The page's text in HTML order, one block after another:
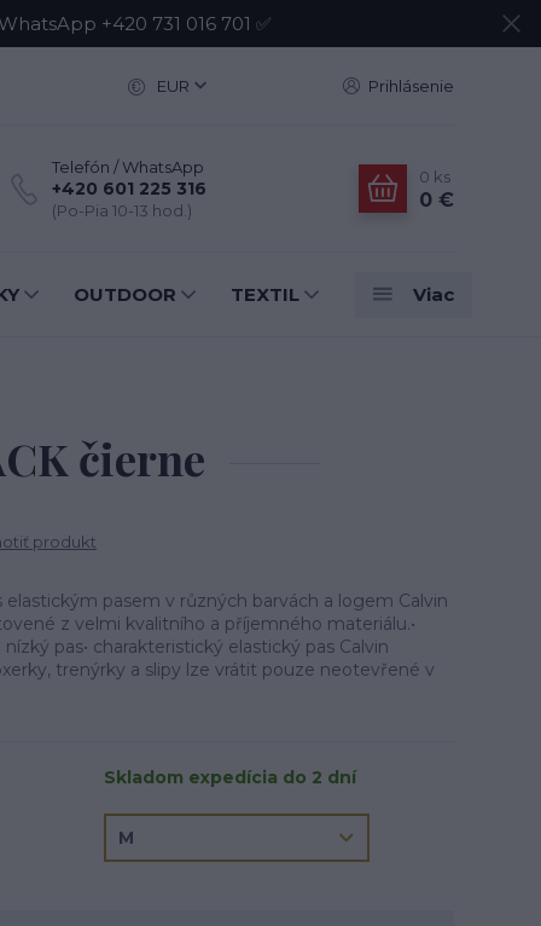
+420 731 016 701 ✅
EUR Prihlásenie
Telefón / WhatsApp
+420 601 225 316
(Po-Pia 10-13 hod.)
0 ks
0 €
OUTDOOR TEXTIL Viac
čierne
produkt
elastickým pasem v různých barvách a logem Calvin
z velmi kvalitního a příjemného materiálu.•
pas• charakteristický elastický pas Calvin
trenýrky a slipy lze vrátit pouze neotevřené v
Skladom expedícia do 2 dní